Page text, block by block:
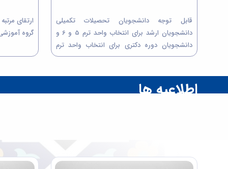
قابل توجه دانشجویان تحصیلات تکمیلی
دانشجویان ارشد برای انتخاب واحد ترم 5 و 6 و
دانشجویان دوره دکتری برای انتخاب واحد ترم
واحد 9 و 10 می بایست قبل از موعد انتخاب واحد
دانشجویانی که تمدید سنوات انجام نداده...
ارتقای
گروه
اطلاعیه ها